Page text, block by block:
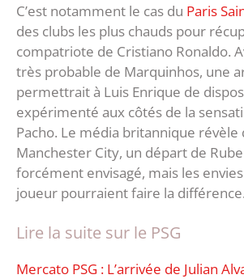
C’est notamment le cas du Paris
des clubs les plus chauds pour
compatriote de Cristiano Ronaldo.
très probable de Marquinhos, une
permettrait à Luis Enrique de
expérimenté aux côtés de la
Pacho. Le média britannique révèle
Manchester City, un départ de
forcément envisagé, mais les envies
joueur pourraient faire la différence.
Lire la suite sur le PSG
Mercato PSG : L’arrivée de Julian